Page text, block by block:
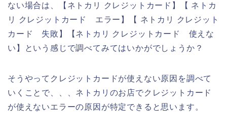
ない場合は、【ネトカリ クレジットカード】【 ネトカ
リ クレジットカード エラー】【 ネトカリ クレジット
カード 失敗】【ネトカリ クレジットカード 使えな
い】という感じで調べてみてはいかがでしょうか？
そうやってクレジットカードが使えない原因を調べて
いくことで、、、ネトカリのお店でクレジットカード
が使えないエラーの原因が特定できると思います。